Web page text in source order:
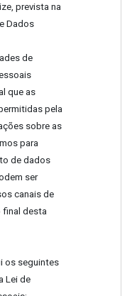
prevista na
Dados
de
que as
pela
sobre as
para
de dados
ser
canais de
desta
os seguintes
Lei de